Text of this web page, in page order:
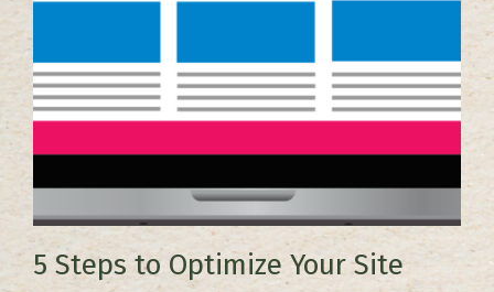
5 Steps to Optimize Your Site